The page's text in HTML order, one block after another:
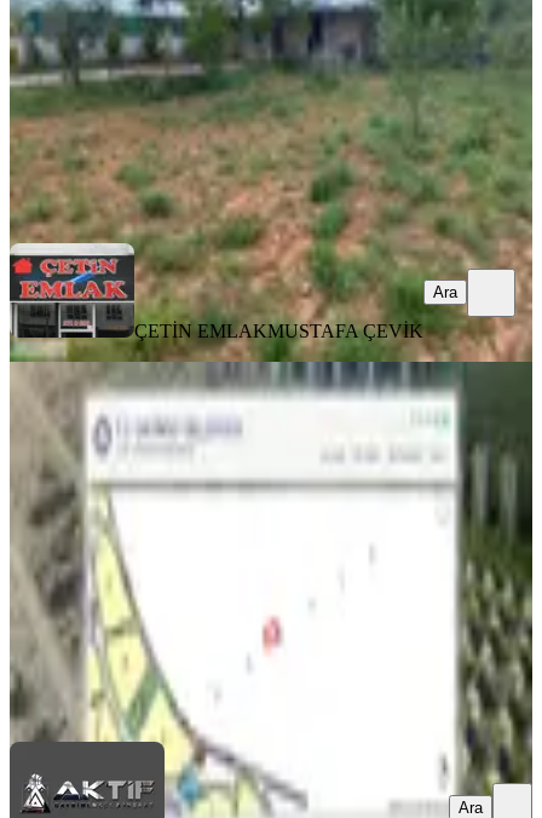
2300 m²·1.957/m²·12.05.2026
4.500.000 ₺
ÇETİN EMLAK MUSTAFA ÇEVİK
Ara
ÇETİN EMLAKMUSTAFA ÇEVİK
Ara
Aktif Gayrimenkul'den Yatırımlık
İmar Dibi Satılık Arazi...
AKTİF GAYRİMENKUL&İNŞAAT
Ara